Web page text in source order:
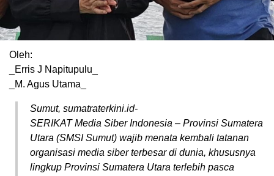
Oleh:
_Erris J Napitupulu_
_M. Agus Utama_
Sumut, sumatraterkini.id-
SERIKAT Media Siber Indonesia – Provinsi Sumatera
Utara (SMSI Sumut) wajib menata kembali tatanan
organisasi media siber terbesar di dunia, khususnya
lingkup Provinsi Sumatera Utara terlebih pasca